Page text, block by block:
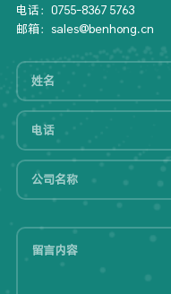
电话：0755-8367 5763
邮箱：sales@benhong.cn